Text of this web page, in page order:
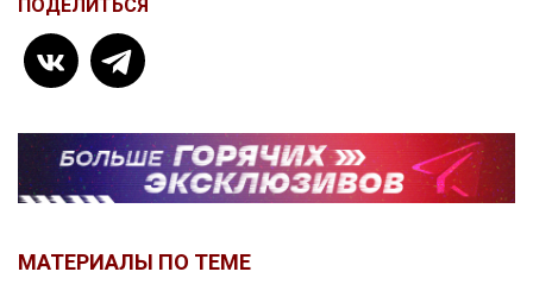
ПОДЕЛИТЬСЯ
МАТЕРИАЛЫ ПО ТЕМЕ